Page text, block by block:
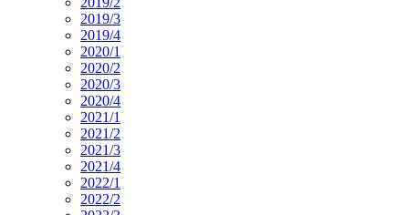
2019/3
2019/4
2020/1
2020/2
2020/3
2020/4
2021/1
2021/2
2021/3
2021/4
2022/1
2022/2